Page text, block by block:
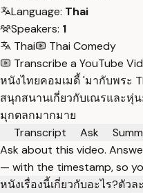
Language: Thai
Speakers: 1
Thai
Thai Comedy
Transcribe a YouTube
หนังไทยคอมเมดี้ 'มากับพระ
สนุกสนานเกี่ยวกับเณรและหุ่
มุกตลกมากมาย
Transcript
Ask
Ask about this video.
— with the timestamp, so
หนังเรื่องนี้เกี่ยวกับอะไร?ตัวล